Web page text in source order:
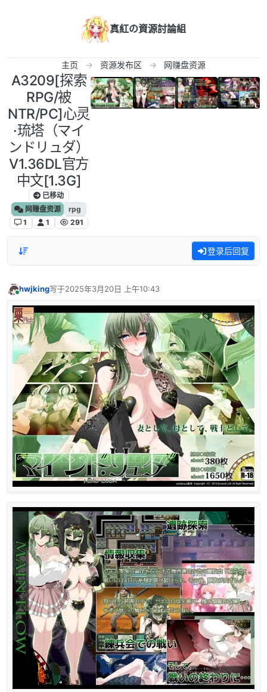
真紅の資源討論組
主页 资源发布区 网赚盘资源
A3209[探索
RPG/被
NTR/PC]心灵
·琉塔（マイ
ンドリュダ）
V1.36DL官方
中文[1.3G]
已移动
网赚盘资源
rpg
1
1 291
登录后回复
在线
hwjking写于2025年3月20日 上午10:43
最后由 编辑